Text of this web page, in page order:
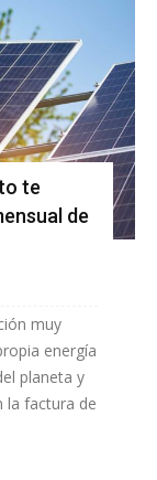
te
de
muy
energía
planeta y
la factura de